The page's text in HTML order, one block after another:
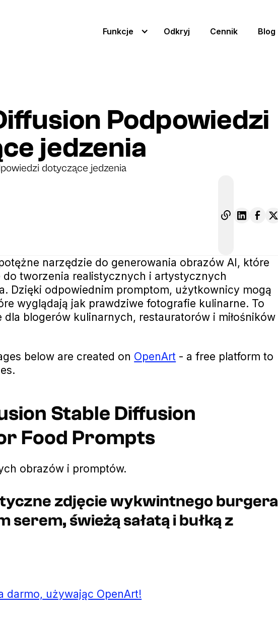
Funkcje Odkryj Cennik Blog
Podpowiedzi
jedzenia
narzędzie do generowania obrazów AI, które
do tworzenia realistycznych i artystycznych
Dzięki odpowiednim promptom, użytkownicy mogą
wyglądają jak prawdziwe fotografie kulinarne. To
dla blogerów kulinarnych, restauratorów i miłośników
below are created on OpenArt - a free platform to
Stable Diffusion
Food Prompts
obrazów i promptów.
zdjęcie wykwintnego burgera
serem, świeżą sałatą i bułką z
darmo, używając OpenArt!